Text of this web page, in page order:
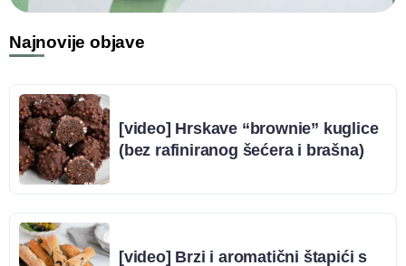
Najnovije objave
[video] Hrskave “brownie” kuglice
(bez rafiniranog šećera i brašna)
[video] Brzi i aromatični štapići s